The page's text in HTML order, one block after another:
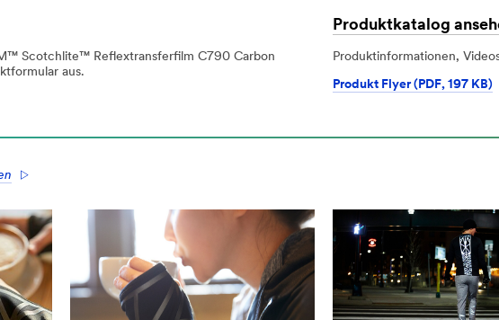
Scotchlite™ Reflextransferfilm C790 Carbon
aus.
Produktkatalog
Produktinformationen,
Produkt Flyer (PDF, 197 KB)